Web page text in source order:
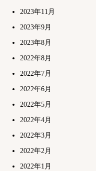
2023年11月
2023年9月
2023年8月
2022年8月
2022年7月
2022年6月
2022年5月
2022年4月
2022年3月
2022年2月
2022年1月